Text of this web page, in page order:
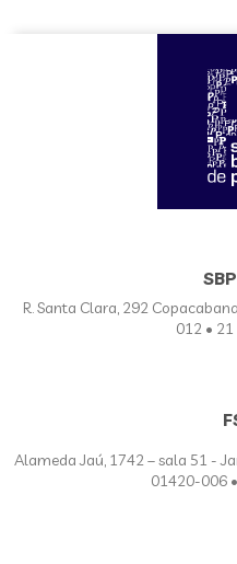
R. Santa Clara, 292
012 •
Alameda Jaú, 1742 – sala 51 -
01420-006